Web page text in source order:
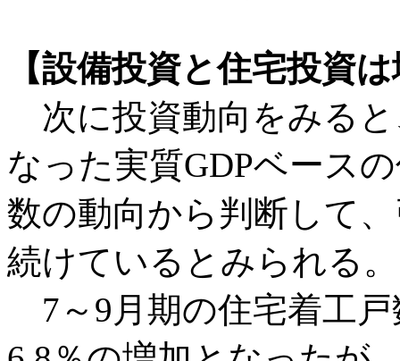
【設備投資と住宅投資
次に投資動向をみると
なった実質GDPベース
数の動向から判断して
続けているとみられる。
7～9月期の住宅着工戸